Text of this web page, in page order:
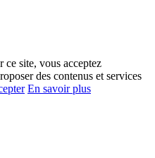
site, vous acceptez
des contenus et services
En savoir plus